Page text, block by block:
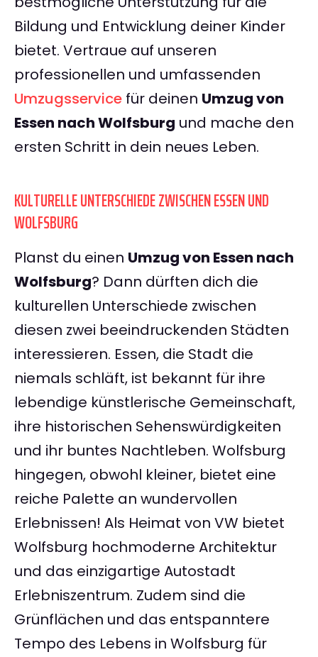
Bildung und Entwicklung deiner Kinder
bietet. Vertraue auf unseren
professionellen und umfassenden
Umzugsservice für deinen Umzug von
Essen nach Wolfsburg und mache den
ersten Schritt in dein neues Leben.
KULTURELLE UNTERSCHIEDE ZWISCHEN ESSEN UND
WOLFSBURG
Planst du einen Umzug von Essen nach
Wolfsburg? Dann dürften dich die
kulturellen Unterschiede zwischen
diesen zwei beeindruckenden Städten
interessieren. Essen, die Stadt die
niemals schläft, ist bekannt für ihre
lebendige künstlerische Gemeinschaft,
ihre historischen Sehenswürdigkeiten
und ihr buntes Nachtleben. Wolfsburg
hingegen, obwohl kleiner, bietet eine
reiche Palette an wundervollen
Erlebnissen! Als Heimat von VW bietet
Wolfsburg hochmoderne Architektur
und das einzigartige Autostadt
Erlebniszentrum. Zudem sind die
Grünflächen und das entspanntere
Tempo des Lebens in Wolfsburg für